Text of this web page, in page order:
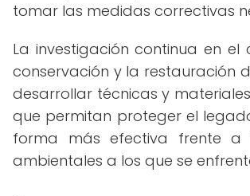
tomar las medidas correctivas
La investigación continua en
conservación y la restauración
desarrollar técnicas y
que permitan proteger el
forma más efectiva frente a
ambientales a los que se